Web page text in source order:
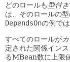
どのロールも型付き
は、そのロールの
DependsOnの例で
すべてのロールが
定された関係イン
るMBean数に上限